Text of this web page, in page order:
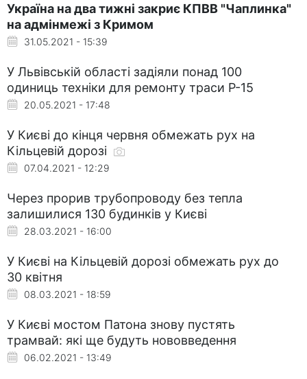
Україна на два тижні закриє КПВВ "Чаплинка"
на адмінмежі з Кримом
31.05.2021 - 15:39
У Львівській області задіяли понад 100
одиниць техніки для ремонту траси Р-15
20.05.2021 - 17:48
У Києві до кінця червня обмежать рух на
Кільцевій дорозі
07.04.2021 - 12:29
Через прорив трубопроводу без тепла
залишилися 130 будинків у Києві
28.03.2021 - 16:00
У Києві на Кільцевій дорозі обмежать рух до
30 квітня
08.03.2021 - 18:59
У Києві мостом Патона знову пустять
трамвай: які ще будуть нововведення
06.02.2021 - 13:49